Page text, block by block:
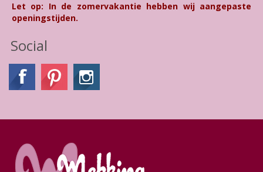
Let op: In de zomervakantie hebben wij aangepaste
openingstijden.
Social